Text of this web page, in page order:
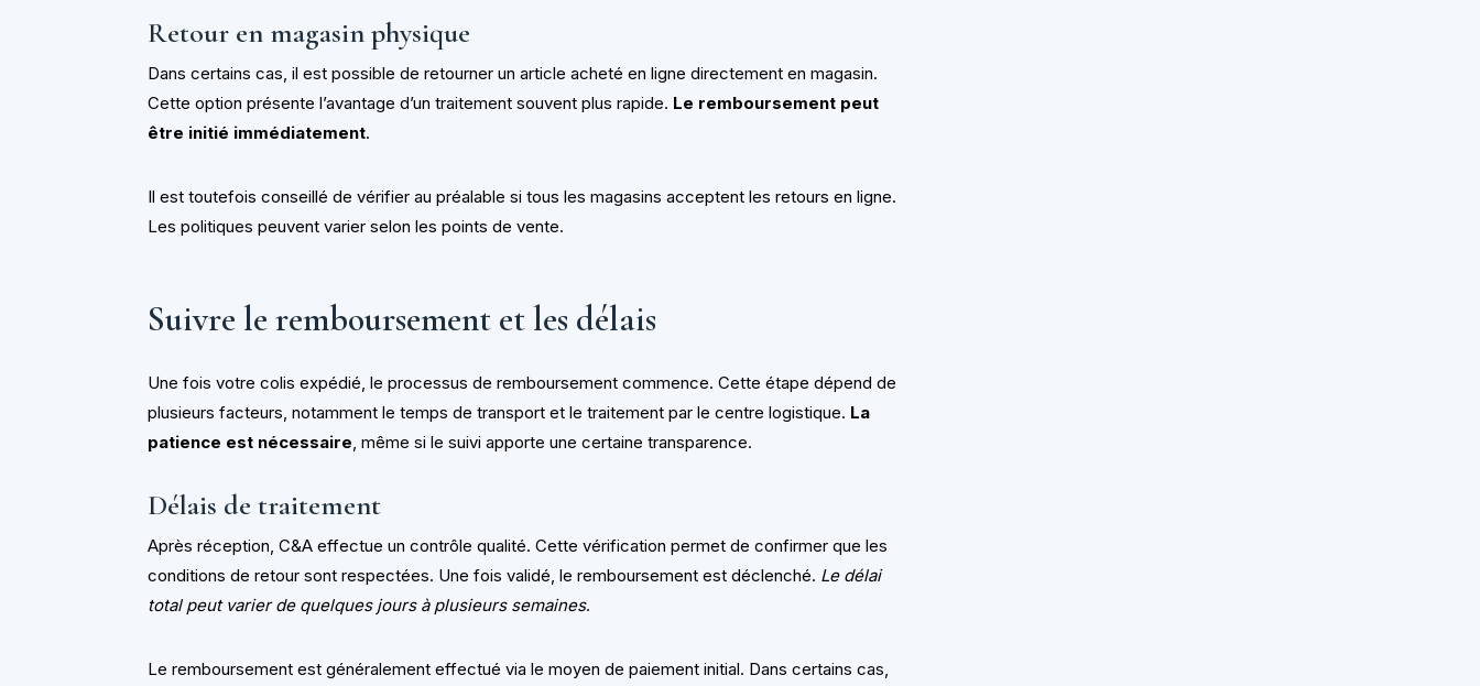
Retour en magasin physique
Dans certains cas, il est possible de retourner un article acheté en ligne directement en magasin.
Cette option présente l’avantage d’un traitement souvent plus rapide. Le remboursement peut
être initié immédiatement.
Il est toutefois conseillé de vérifier au préalable si tous les magasins acceptent les retours en ligne.
Les politiques peuvent varier selon les points de vente.
Suivre le remboursement et les délais
Une fois votre colis expédié, le processus de remboursement commence. Cette étape dépend de
plusieurs facteurs, notamment le temps de transport et le traitement par le centre logistique. La
patience est nécessaire, même si le suivi apporte une certaine transparence.
Délais de traitement
Après réception, C&A effectue un contrôle qualité. Cette vérification permet de confirmer que les
conditions de retour sont respectées. Une fois validé, le remboursement est déclenché. Le délai
total peut varier de quelques jours à plusieurs semaines.
Le remboursement est généralement effectué via le moyen de paiement initial. Dans certains cas,